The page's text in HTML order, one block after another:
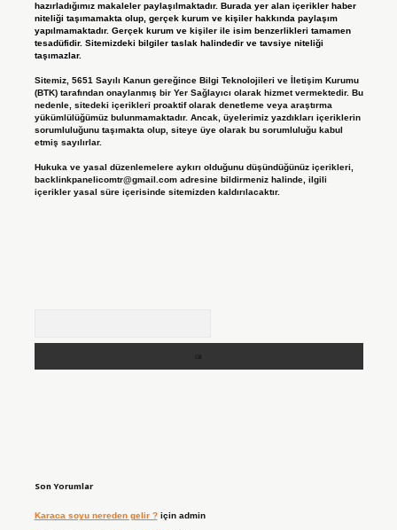
hazırladığımız makaleler paylaşılmaktadır. Burada yer alan içerikler haber
niteliği taşımamakta olup, gerçek kurum ve kişiler hakkında paylaşım
yapılmamaktadır. Gerçek kurum ve kişiler ile isim benzerlikleri tamamen
tesadüfidir. Sitemizdeki bilgiler taslak halindedir ve tavsiye niteliği
taşımazlar.
Sitemiz, 5651 Sayılı Kanun gereğince Bilgi Teknolojileri ve İletişim Kurumu
(BTK) tarafından onaylanmış bir Yer Sağlayıcı olarak hizmet vermektedir. Bu
nedenle, sitedeki içerikleri proaktif olarak denetleme veya araştırma
yükümlülüğümüz bulunmamaktadır. Ancak, üyelerimiz yazdıkları içeriklerin
sorumluluğunu taşımakta olup, siteye üye olarak bu sorumluluğu kabul
etmiş sayılırlar.
Hukuka ve yasal düzenlemelere aykırı olduğunu düşündüğünüz içerikleri,
backlinkpanelicomtr@gmail.comadresine bildirmeniz halinde, ilgili
içerikler yasal süre içerisinde sitemizden kaldırılacaktır.
Son Yorumlar
Karaca soyu nereden gelir ?için admin